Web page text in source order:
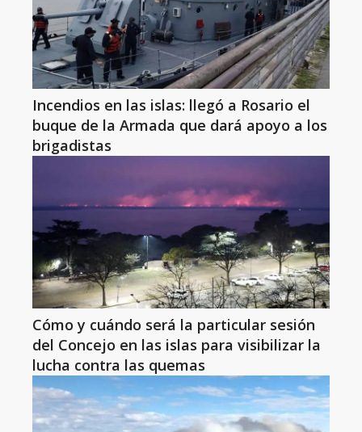
Incendios en las islas: llegó a Rosario el
buque de la Armada que dará apoyo a los
brigadistas
Cómo y cuándo será la particular sesión
del Concejo en las islas para visibilizar la
lucha contra las quemas